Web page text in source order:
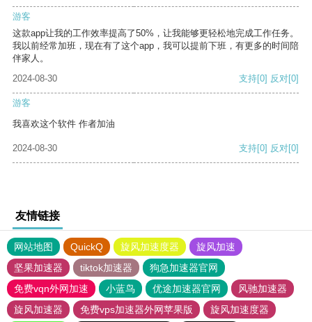
游客
这款app让我的工作效率提高了50%，让我能够更轻松地完成工作任务。
我以前经常加班，现在有了这个app，我可以提前下班，有更多的时间陪
伴家人。
2024-08-30
支持[0] 反对[0]
游客
我喜欢这个软件 作者加油
2024-08-30 支持[0] 反对[0]
友情链接
网站地图 QuickQ 旋风加速度器
旋风加速
坚果加速器
tiktok加速器
狗急加速器官网
免费vqn外网加速
小蓝鸟 优途加速器官网
风驰加速器
旋风加速器
免费vps加速器外网苹果版
旋风加速度器